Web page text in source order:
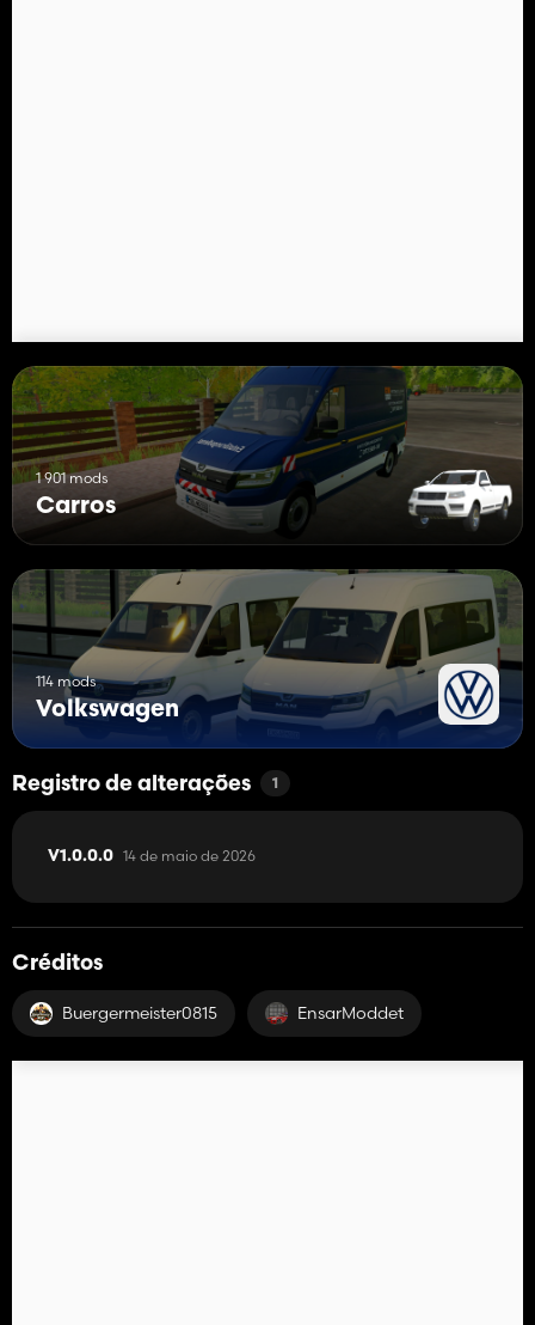
1 901 mods
Carros
114 mods
Volkswagen
Registro de alterações 1
V1.0.0.0 14 de maio de 2026
Créditos
Buergermeister0815 EnsarModdet